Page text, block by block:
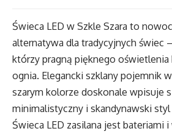
Świeca LED w Szkle Szara to
alternatywa dla tradycyjnych świec
którzy pragną pięknego
ognia. Elegancki szklany pojemnik
szarym kolorze doskonale wpisuje
minimalistyczny i skandynawski
Świeca LED zasilana jest bateriami